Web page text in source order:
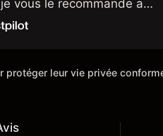
vous le recommande a
courtier très fiable et
leur vie privée